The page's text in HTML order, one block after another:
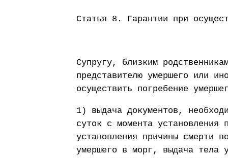
Статья 8. Гарантии при
Супругу, близким
представителю умершего или
осуществить погребение
1) выдача документов,
суток с момента
установления причины смерти
умершего в морг, выдача тела